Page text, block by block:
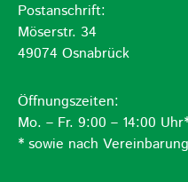
Postanschrift:
Möserstr. 34
49074 Osnabrück
Öffnungszeiten:
Mo. – Fr. 9:00 – 14:00
* sowie nach Vereinbarung